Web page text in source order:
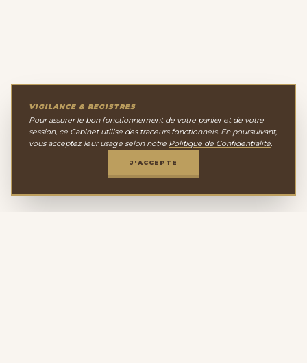
VIGILANCE & REGISTRES
Pour assurer le bon fonctionnement de votre panier et de votre
session, ce Cabinet utilise des traceurs fonctionnels. En poursuivant,
vous acceptez leur usage selon notre Politique de Confidentialité.
J'ACCEPTE